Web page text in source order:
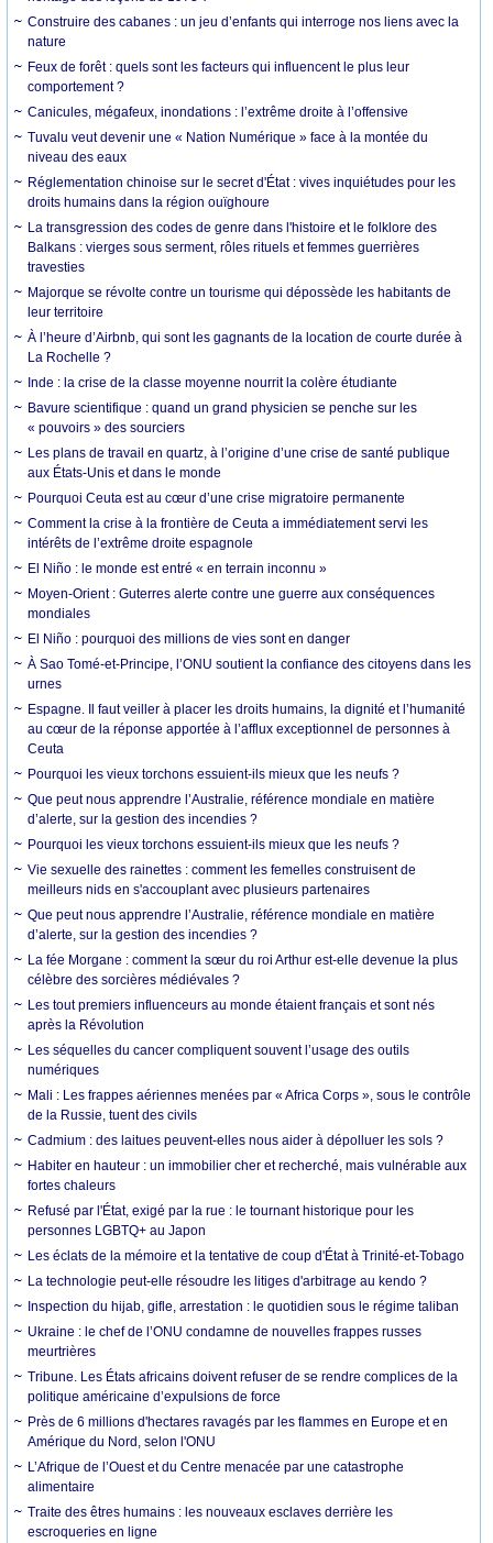
Construire des cabanes : un jeu d’enfants qui interroge nos liens avec la
nature
Feux de forêt : quels sont les facteurs qui influencent le plus leur
comportement ?
Canicules, mégafeux, inondations : l’extrême droite à l’offensive
Tuvalu veut devenir une « Nation Numérique » face à la montée du
niveau des eaux
Réglementation chinoise sur le secret d'État : vives inquiétudes pour les
droits humains dans la région ouïghoure
La transgression des codes de genre dans l'histoire et le folklore des
Balkans : vierges sous serment, rôles rituels et femmes guerrières
travesties
Majorque se révolte contre un tourisme qui dépossède les habitants de
leur territoire
À l’heure d’Airbnb, qui sont les gagnants de la location de courte durée à
La Rochelle ?
Inde : la crise de la classe moyenne nourrit la colère étudiante
Bavure scientifique : quand un grand physicien se penche sur les
« pouvoirs » des sourciers
Les plans de travail en quartz, à l’origine d’une crise de santé publique
aux États-Unis et dans le monde
Pourquoi Ceuta est au cœur d’une crise migratoire permanente
Comment la crise à la frontière de Ceuta a immédiatement servi les
intérêts de l’extrême droite espagnole
El Niño : le monde est entré « en terrain inconnu »
Moyen-Orient : Guterres alerte contre une guerre aux conséquences
mondiales
El Niño : pourquoi des millions de vies sont en danger
À Sao Tomé-et-Principe, l’ONU soutient la confiance des citoyens dans les
urnes
Espagne. Il faut veiller à placer les droits humains, la dignité et l’humanité
au cœur de la réponse apportée à l’afflux exceptionnel de personnes à
Ceuta
Pourquoi les vieux torchons essuient-ils mieux que les neufs ?
Que peut nous apprendre l’Australie, référence mondiale en matière
d’alerte, sur la gestion des incendies ?
Pourquoi les vieux torchons essuient-ils mieux que les neufs ?
Vie sexuelle des rainettes : comment les femelles construisent de
meilleurs nids en s'accouplant avec plusieurs partenaires
Que peut nous apprendre l’Australie, référence mondiale en matière
d’alerte, sur la gestion des incendies ?
La fée Morgane : comment la sœur du roi Arthur est-elle devenue la plus
célèbre des sorcières médiévales ?
Les tout premiers influenceurs au monde étaient français et sont nés
après la Révolution
Les séquelles du cancer compliquent souvent l’usage des outils
numériques
Mali : Les frappes aériennes menées par « Africa Corps », sous le contrôle
de la Russie, tuent des civils
Cadmium : des laitues peuvent-elles nous aider à dépolluer les sols ?
Habiter en hauteur : un immobilier cher et recherché, mais vulnérable aux
fortes chaleurs
Refusé par l'État, exigé par la rue : le tournant historique pour les
personnes LGBTQ+ au Japon
Les éclats de la mémoire et la tentative de coup d'État à Trinité-et-Tobago
La technologie peut-elle résoudre les litiges d'arbitrage au kendo ?
Inspection du hijab, gifle, arrestation : le quotidien sous le régime taliban
Ukraine : le chef de l’ONU condamne de nouvelles frappes russes
meurtrières
Tribune. Les États africains doivent refuser de se rendre complices de la
politique américaine d’expulsions de force
Près de 6 millions d'hectares ravagés par les flammes en Europe et en
Amérique du Nord, selon l'ONU
L’Afrique de l’Ouest et du Centre menacée par une catastrophe
alimentaire
Traite des êtres humains : les nouveaux esclaves derrière les
escroqueries en ligne